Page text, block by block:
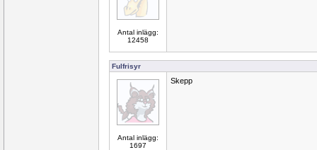
Antal inlägg:
12458
Fulfrisyr
Antal inlägg:
1697
Skepp